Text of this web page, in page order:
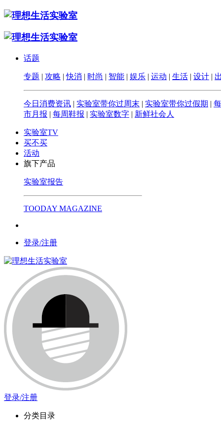
话题
专题 | 攻略 | 快消 | 时尚 | 智能 | 娱乐 | 运动 | 生活 | 设计 |
今日消费资讯 | 实验室带你过周末 | 实验室带你过假期 |
市月报 | 每周鞋报 | 实验室数字 | 新鲜社会人
实验室TV
买不买
活动
旗下产品
实验室报告
TOODAY MAGAZINE
登录/注册
登录/注册
分类目录